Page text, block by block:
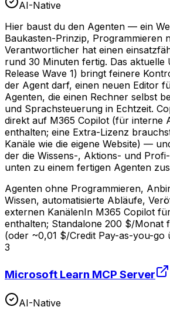
AI-Native
Hier baust du den Agenten — ein
Baukasten-Prinzip, Programmieren
Verantwortlicher hat einen
rund 30 Minuten fertig. Das aktuelle
Release Wave 1) bringt feinere
der Agent darf, einen neuen Editor
Agenten, die einen Rechner selbst
und Sprachsteuerung in Echtzeit.
direkt auf M365 Copilot (für interne
enthalten; eine Extra-Lizenz
Kanäle wie die eigene Website) —
der die Wissens-, Aktions- und
unten zu einem fertigen Agenten
Agenten ohne Programmieren,
Wissen, automatisierte Abläufe,
externen KanälenIn M365 Copilot
enthalten; Standalone 200 $/Monat
(oder ~0,01 $/Credit Pay-as-you-go
3
Microsoft Learn MCP Server
AI-Native